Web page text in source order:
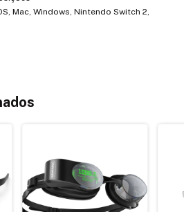
Mac, Windows, Nintendo Switch 2,